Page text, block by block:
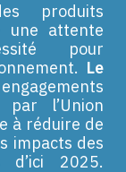
produits
une attente
pour
Le
l’Union
à réduire de
impacts des
d’ici 2025.